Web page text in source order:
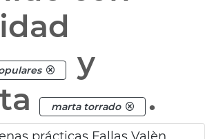
y
marta torrado .
Premios buenas prácticas Fallas València